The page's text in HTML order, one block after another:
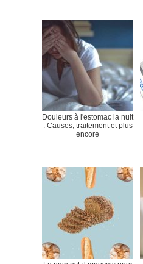
Douleurs à l'estomac la nuit
: Causes, traitement et plus
encore